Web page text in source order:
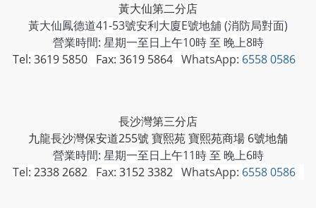
黃大仙第二分店
黃大仙鳳德道41-53號安利大廈E號地舖 (消防局對面)
營業時間: 星期一至日上午10時 至 晚上8時
Tel: 3619 5850 Fax: 3619 5864WhatsApp: 6558 0586
長沙灣第三分店
九龍長沙灣保安道255號 寶熙苑 寶熙苑商場 6號地舗
營業時間: 星期一至日上午11時 至 晚上6時
Tel: 2338 2682Fax: 3152 3382WhatsApp: 6558 0586